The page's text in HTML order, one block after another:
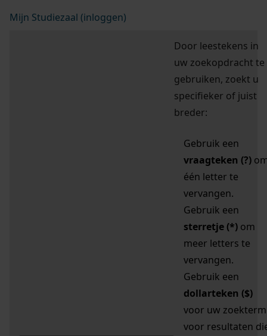
Mijn Studiezaal (inloggen)
Door leestekens in
uw zoekopdracht te
gebruiken, zoekt u
specifieker of juist
breder:
Gebruik een
vraagteken (?)
één letter te
vervangen.
Gebruik een
sterretje (*) om
meer letters te
vervangen.
Gebruik een
dollarteken ($)
voor uw zoekterm
voor resultaten